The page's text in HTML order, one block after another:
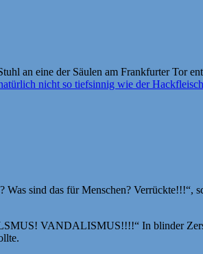
an eine der Säulen am Frankfurter Tor
nicht so tiefsinnig wie der
sind das für Menschen? Verrückte!!!“,
VANDALISMUS!!!!“ In blinder